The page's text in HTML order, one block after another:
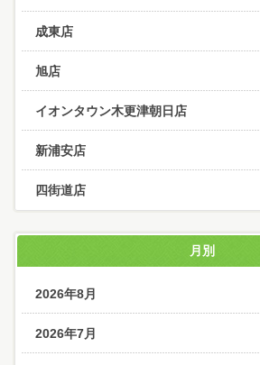
成東店
旭店
イオンタウン木更津朝日店
新浦安店
四街道店
月別
2026年8月
2026年7月